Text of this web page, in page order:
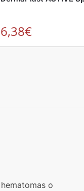
6,38€
o